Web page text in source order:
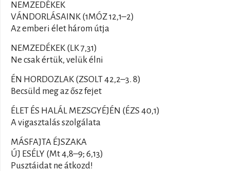
NEMZEDÉKEK
VÁNDORLÁSAINK (1MÓZ 12,1–2)
Az emberi élet három útja
NEMZEDÉKEK (LK 7,31)
Ne csak értük, velük élni
ÉN HORDOZLAK (ZSOLT 42,2–3. 8)
Becsüld meg az ősz fejet
ÉLET ÉS HALÁL MEZSGYÉJÉN (ÉZS 40,1)
A vigasztalás szolgálata
MÁSFAJTA ÉJSZAKA
ÚJ ESÉLY (Mt 4,8–9; 6,13)
Pusztáidat ne átkozd!